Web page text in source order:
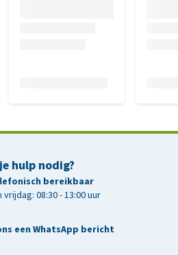
hulp nodig?
bereikbaar
08:30 - 13:00 uur
een WhatsApp bericht